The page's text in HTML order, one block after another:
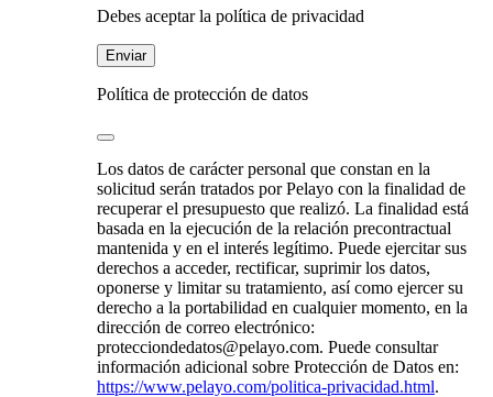
Debes aceptar la política de privacidad
Enviar
Política de protección de datos
Los datos de carácter personal que constan en la
solicitud serán tratados por Pelayo con la finalidad de
recuperar el presupuesto que realizó. La finalidad está
basada en la ejecución de la relación precontractual
mantenida y en el interés legítimo. Puede ejercitar sus
derechos a acceder, rectificar, suprimir los datos,
oponerse y limitar su tratamiento, así como ejercer su
derecho a la portabilidad en cualquier momento, en la
dirección de correo electrónico:
protecciondedatos@pelayo.com. Puede consultar
información adicional sobre Protección de Datos en:
https://www.pelayo.com/politica-privacidad.html.